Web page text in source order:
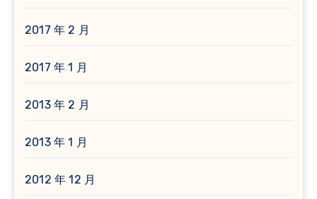
2017 年 2 月
2017 年 1 月
2013 年 2 月
2013 年 1 月
2012 年 12 月